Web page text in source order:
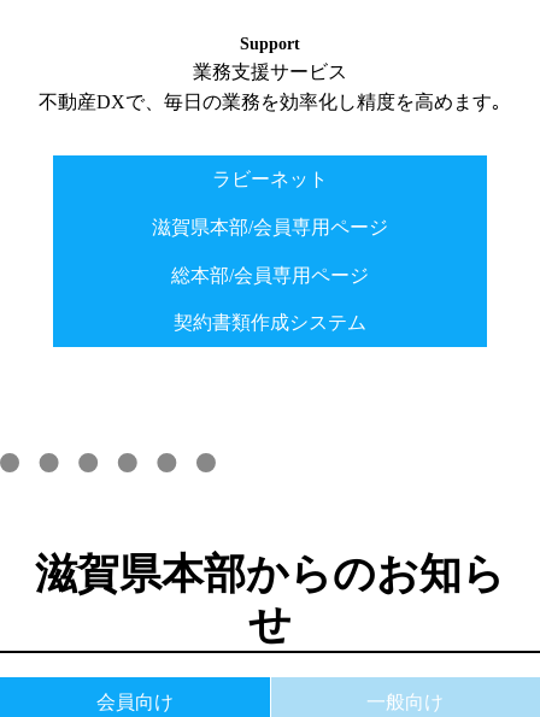
Support
業務支援サービス
不動産DXで、毎日の業務を効率化し精度を高めます｡
ラビーネット
滋賀県本部/会員専用ページ
総本部/会員専用ページ
契約書類作成システム
滋賀県本部からのお知ら
せ
会員向け 一般向け